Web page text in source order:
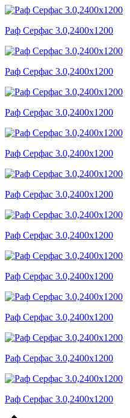
Раф Серфас 3.0,2400x1200
Раф Серфас 3.0,2400x1200
Раф Серфас 3.0,2400x1200
Раф Серфас 3.0,2400x1200
Раф Серфас 3.0,2400x1200
Раф Серфас 3.0,2400x1200
Раф Серфас 3.0,2400x1200
Раф Серфас 3.0,2400x1200
Раф Серфас 3.0,2400x1200
Раф Серфас 3.0,2400x1200